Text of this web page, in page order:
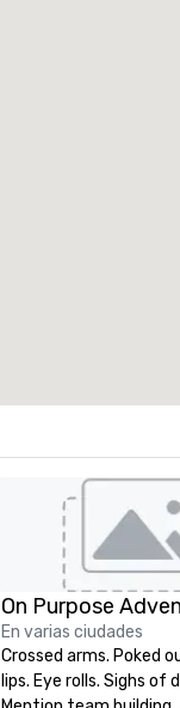
On Purpose
En varias ciudades
Crossed arms. Poked out bottom
lips. Eye rolls. Sighs of